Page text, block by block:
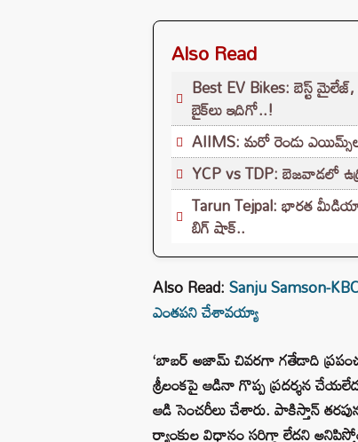
Also Read
Best EV Bikes: బెస్ట్
బైక్‌లు ఇదిగో..!
AIIMS: మరో రెండు
YCP vs TDP: బెజవాడలో
Tarun Tejpal: భారత
బిగ్ షాక్..
Also Read:Sanju Samson-
ఎంతపని చేశావయ్యా
‘బాబర్ అజామ్‌ చివరగా గతేడాది
శ్రీలంకపై ఆడినా గొప్ప ప్రదర్శన
ఆడి సెంచరీలు చేశారు. పాకిస్తాన్
ర్యాంకుల విధానం సరిగ్గా లేదని